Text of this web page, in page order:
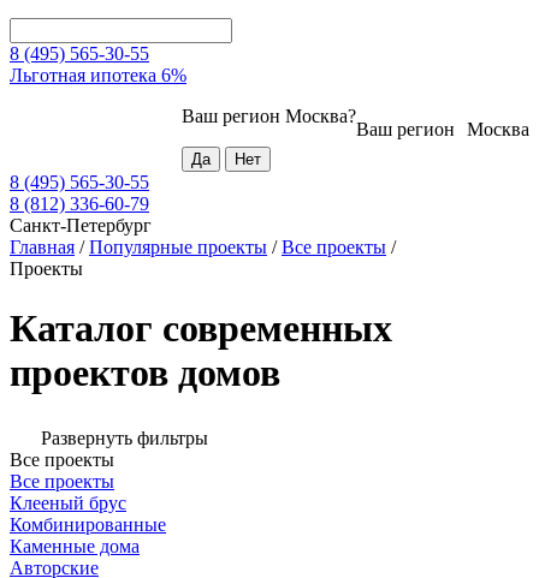
8 (495) 565-30-55
Льготная ипотека 6%
Москва
Ваш регион
Ваш регион Москва?
8 (495) 565-30-55
8 (812) 336-60-79
Санкт-Петербург
Главная /Популярные проекты /Все проекты /
Проекты
Каталог современных
проектов домов
Развернуть фильтры
Все проекты
Все проекты
Клееный брус
Комбинированные
Каменные дома
Авторские